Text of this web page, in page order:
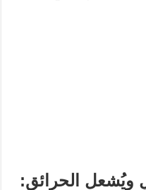
ويُشعل الحرائق: